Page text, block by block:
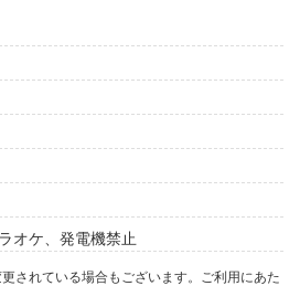
オケ、発電機禁止
されている場合もございます。ご利用にあた